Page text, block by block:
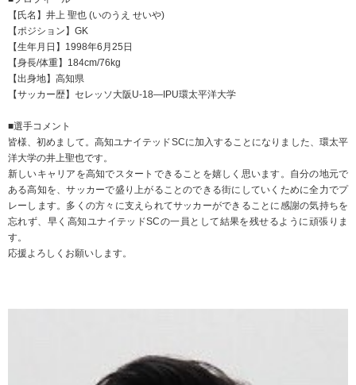
【氏名】井上 聖也 (いのうえ せいや)
【ポジション】GK
【生年月日】1998年6月25日
【身長/体重】184cm/76kg
【出身地】高知県
【サッカー歴】セレッソ大阪U-18―IPU環太平洋大学
■選手コメント
皆様、初めまして。高知ユナイテッドSCに加入することになりました、環太平
洋大学の井上聖也です。
新しいキャリアを高知でスタートできることを嬉しく思います。自分の地元で
ある高知を、サッカーで盛り上がることのできる街にしていくために全力でプ
レーします。多くの方々に支えられてサッカーができることに感謝の気持ちを
忘れず、早く高知ユナイテッドSCの一員として結果を残せるように頑張りま
す。
応援よろしくお願いします。